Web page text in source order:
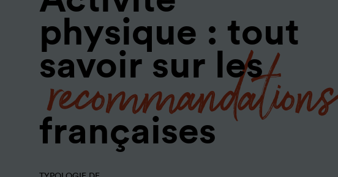
physique : tout
savoir sur les
recommandations
françaises